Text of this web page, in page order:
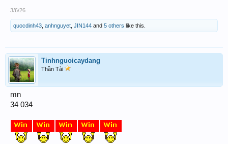
3/6/26
quocdinh43 anhnguyet JIN144 and 5 others like this.
Tinhnguoicaydang
Thần Tài
mn
34 034